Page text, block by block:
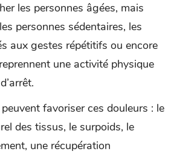
les personnes âgées, mais
personnes sédentaires, les
aux gestes répétitifs ou encore
une activité physique
favoriser ces douleurs : le
des tissus, le surpoids, le
une récupération